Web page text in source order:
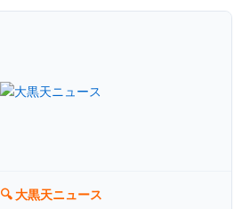
🔍 大黒天ニュース